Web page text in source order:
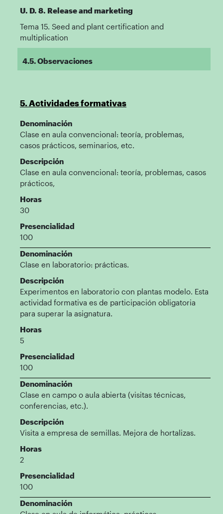
U. D. 8. Release and marketing
Tema 15. Seed and plant certification and
multiplication
4.5. Observaciones
5. Actividades formativas
Denominación
Clase en aula convencional: teoría, problemas,
casos prácticos, seminarios, etc.
Descripción
Clase en aula convencional: teoría, problemas, casos
prácticos,
Horas
30
Presencialidad
100
Denominación
Clase en laboratorio: prácticas.
Descripción
Experimentos en laboratorio con plantas modelo. Esta
actividad formativa es de participación obligatoria
para superar la asignatura.
Horas
5
Presencialidad
100
Denominación
Clase en campo o aula abierta (visitas técnicas,
conferencias, etc.).
Descripción
Visita a empresa de semillas. Mejora de hortalizas.
Horas
2
Presencialidad
100
Denominación